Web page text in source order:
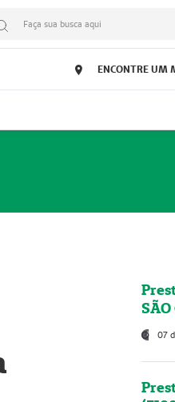
Faça sua busca aqui
ENCONTRE UM
07